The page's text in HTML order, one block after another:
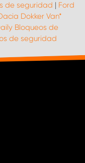
de seguridad | Ford
Dokker Van*
Bloqueos de
de seguridad